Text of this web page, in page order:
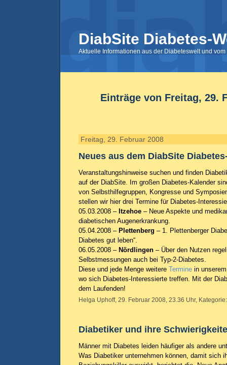
DiabSite Diabetes-
Aktuelle Informationen aus der Diabeteswelt und
Einträge von Freitag, 29.
Freitag, 29. Februar 2008
Neues aus dem DiabSite
Veranstaltungshinweise suchen und finden
auf der DiabSite. Im großen Diabetes-Kalender
von Selbsthilfegruppen, Kongresse und
stellen wir hier drei Termine für Diabetes-
05.03.2008 – Itzehoe – Neue Aspekte und
diabetischen Augenerkrankung.
05.04.2008 – Plettenberg – 1. Plettenberger
Diabetes gut leben“.
06.05.2008 – Nördlingen – Über den Nutzen
Selbstmessungen auch bei Typ-2-Diabetes.
Diese und jede Menge weitere Termine in
wo sich Diabetes-Interessierte treffen. Mit der
dem Laufenden!
Helga Uphoff, 29. Februar 2008, 23.36 Uhr,
Diabetiker und ihre
Männer mit Diabetes leiden häufiger als andere
Was Diabetiker unternehmen können, damit sich